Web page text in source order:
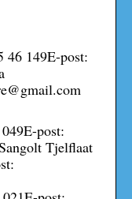
46 149E-post:
post:
Tjelflaat